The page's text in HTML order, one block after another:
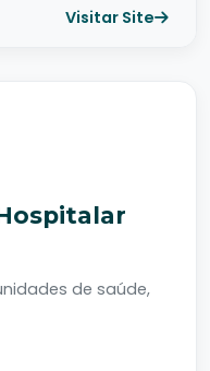
Visitar Site
de saúde,